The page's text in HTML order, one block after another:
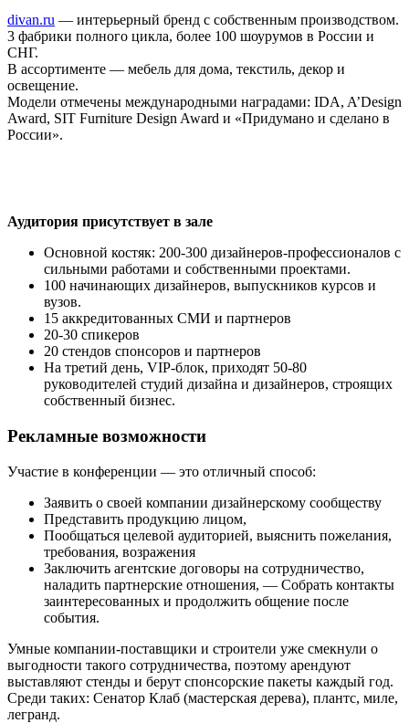
divan.ru — интерьерный бренд с собственным производством.
3 фабрики полного цикла, более 100 шоурумов в России и
СНГ.
В ассортименте — мебель для дома, текстиль, декор и
освещение.
Модели отмечены международными наградами: IDA, A’Design
Award, SIT Furniture Design Award и «Придумано и сделано в
России».
Аудитория присутствует в зале
Основной костяк: 200-300 дизайнеров-профессионалов с
сильными работами и собственными проектами.
100 начинающих дизайнеров, выпускников курсов и
вузов.
15 аккредитованных СМИ и партнеров
20-30 спикеров
20 стендов спонсоров и партнеров
На третий день, VIP-блок, приходят 50-80
руководителей студий дизайна и дизайнеров, строящих
собственный бизнес.
Рекламные возможности
Участие в конференции — это отличный способ:
Заявить о своей компании дизайнерскому сообществу
Представить продукцию лицом,
Пообщаться целевой аудиторией, выяснить пожелания,
требования, возражения
Заключить агентские договоры на сотрудничество,
наладить партнерские отношения, — Собрать контакты
заинтересованных и продолжить общение после
события.
Умные компании-поставщики и строители уже смекнули о
выгодности такого сотрудничества, поэтому арендуют
выставляют стенды и берут спонсорские пакеты каждый год.
Среди таких: Сенатор Клаб (мастерская дерева), плантс, миле,
легранд.